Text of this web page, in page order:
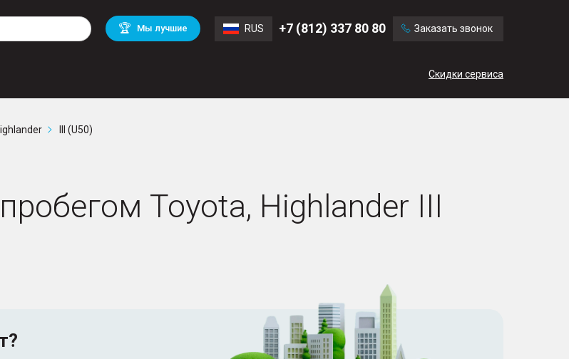
🏆 Мы лучшие RUS +7 (812) 337 80 80 Заказать звонок
Скидки сервиса
Mitsubishi BMW
Mercedes Benz Volvo
III (U50)
Toyota, Highlander III